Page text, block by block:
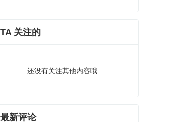
TA 关注的
还没有关注其他内容哦
最新评论